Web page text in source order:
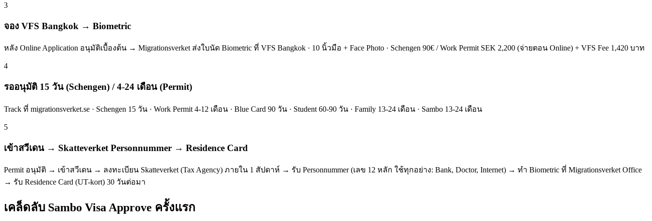
3
จอง VFS Bangkok → Biometric
หลัง Online Application อนุมัติเบื้องต้น → Migrationsverket ส่งใบนัด Biometric ที่ VFS Bangkok · 10 นิ้วมือ + Face Photo · Schengen 90€ / Work Permit SEK 2,200 (จ่ายตอน Online) + VFS Fee 1,420 บาท
4
รออนุมัติ 15 วัน (Schengen) / 4-24 เดือน (Permit)
Track ที่ migrationsverket.se · Schengen 15 วัน · Work Permit 4-12 เดือน · Blue Card 90 วัน · Student 60-90 วัน · Family 13-24 เดือน · Sambo 13-24 เดือน
5
เข้าสวีเดน → Skatteverket Personnummer → Residence Card
Permit อนุมัติ → เข้าสวีเดน → ลงทะเบียน Skatteverket (Tax Agency) ภายใน 1 สัปดาห์ → รับ Personnummer (เลข 12 หลัก ใช้ทุกอย่าง: Bank, Doctor, Internet) → ทำ Biometric ที่ Migrationsverket Office
→ รับ Residence Card (UT-kort) 30 วันต่อมา
เคล็ดลับ Sambo Visa Approve ครั้งแรก